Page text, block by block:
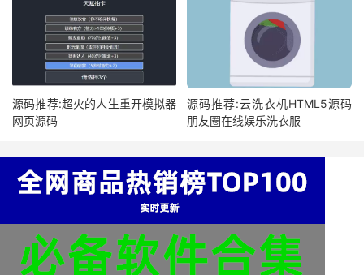
源码推荐:超火的人生重开模拟器
网页源码
源码推荐:云洗衣机HTML5源码
朋友圈在线娱乐洗衣服